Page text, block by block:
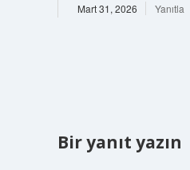
Mart 31, 2026 Yanıtla
Bir yanıt yazın